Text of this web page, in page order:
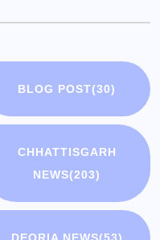
BLOG POST(30)
CHHATTISGARH
NEWS(203)